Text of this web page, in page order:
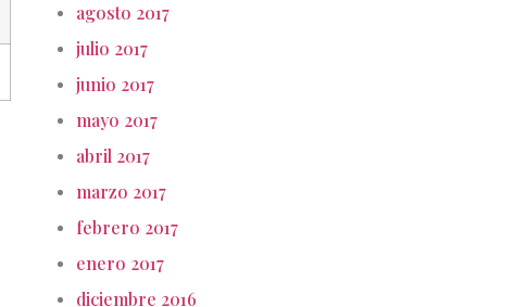
agosto 2017
julio 2017
junio 2017
mayo 2017
abril 2017
marzo 2017
febrero 2017
enero 2017
diciembre 2016